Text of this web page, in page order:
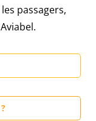
passagers,